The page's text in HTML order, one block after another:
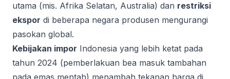
utama (mis. Afrika Selatan, Australia) dan restriksi
ekspor di beberapa negara produsen mengurangi
pasokan global.
Kebijakan impor Indonesia yang lebih ketat pada
tahun 2024 (pemberlakuan bea masuk tambahan
pada emas mentah) menambah tekanan harga di